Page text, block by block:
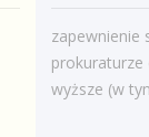
zapewnienie
prokuraturze
wyższe (w